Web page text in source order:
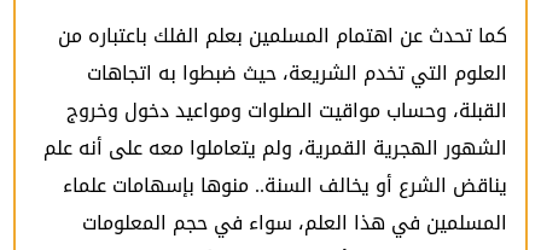
كما تحدث عن اهتمام المسلمين بعلم الفلك باعتباره من
العلوم التي تخدم الشريعة، حيث ضبطوا به اتجاهات
القبلة، وحساب مواقيت الصلوات ومواعيد دخول وخروج
الشهور الهجرية القمرية، ولم يتعاملوا معه على أنه علم
يناقض الشرع أو يخالف السنة.. منوها بإسهامات علماء
المسلمين في هذا العلم، سواء في حجم المعلومات